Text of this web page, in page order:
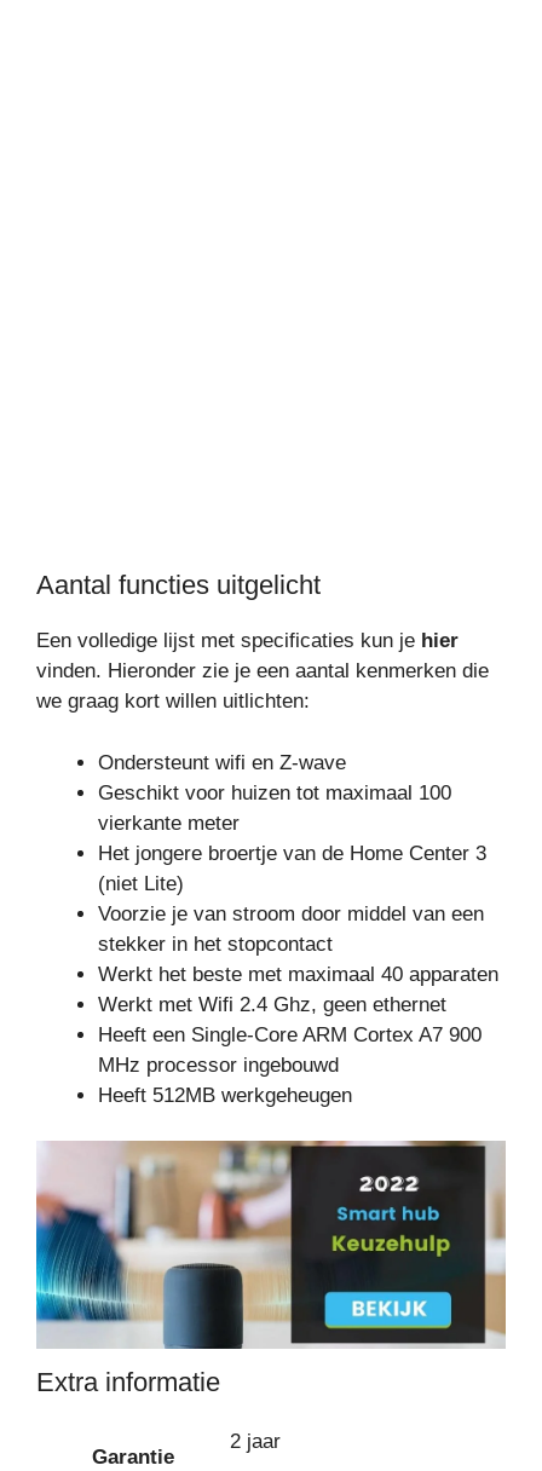
Aantal functies uitgelicht
Een volledige lijst met specificaties kun je hier
vinden. Hieronder zie je een aantal kenmerken die
we graag kort willen uitlichten:
Ondersteunt wifi en Z-wave
Geschikt voor huizen tot maximaal 100
vierkante meter
Het jongere broertje van de Home Center 3
(niet Lite)
Voorzie je van stroom door middel van een
stekker in het stopcontact
Werkt het beste met maximaal 40 apparaten
Werkt met Wifi 2.4 Ghz, geen ethernet
Heeft een Single-Core ARM Cortex A7 900
MHz processor ingebouwd
Heeft 512MB werkgeheugen
Extra informatie
Garantie
2 jaar